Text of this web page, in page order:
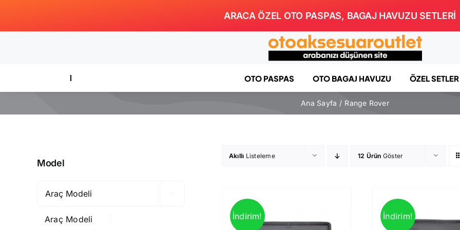
content
ARACA ÖZEL OTO PASPAS, BAGAJ HAVUZU SETLERİ
OTO PASPAS OTO BAGAJ HAVUZU ÖZEL SETLER
Ana Sayfa Range Rover
Akıllı Listeleme 12 Ürün Göster
İndirim! İndirim!
Model
Araç Modeli